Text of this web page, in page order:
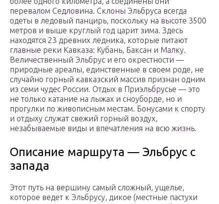
перевалом Седловина. Склоны Эльбруса всегда
одеты в ледовый панцирь, поскольку на высоте 3500
метров и выше круглый год царит зима. Здесь
находятся 23 древних ледника, которые питают
главные реки Кавказа: Кубань, Баксан и Малку.
Величественный Эльбрус и его окрестности —
природные ареалы, единственные в своем роде, не
случайно горный кавказский массив признан одним
из семи чудес России. Отдых в Приэльбрусье — это
не только катание на лыжах и сноуборде, но и
прогулки по живописным местам. Бонусами к спорту
и отдыху служат свежий горный воздух,
незабываемые виды и впечатления на всю жизнь.
Описание маршрута — Эльбрус с
запада
Этот путь на вершину самый сложный, ущелье,
которое ведет к Эльбрусу, дикое (местные пастухи